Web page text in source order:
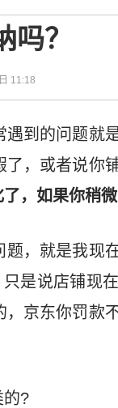
？
11:18
遇到的问题就
，或者说你
，如果你稍
，就是我现
是说店铺现
京东你罚款
的?